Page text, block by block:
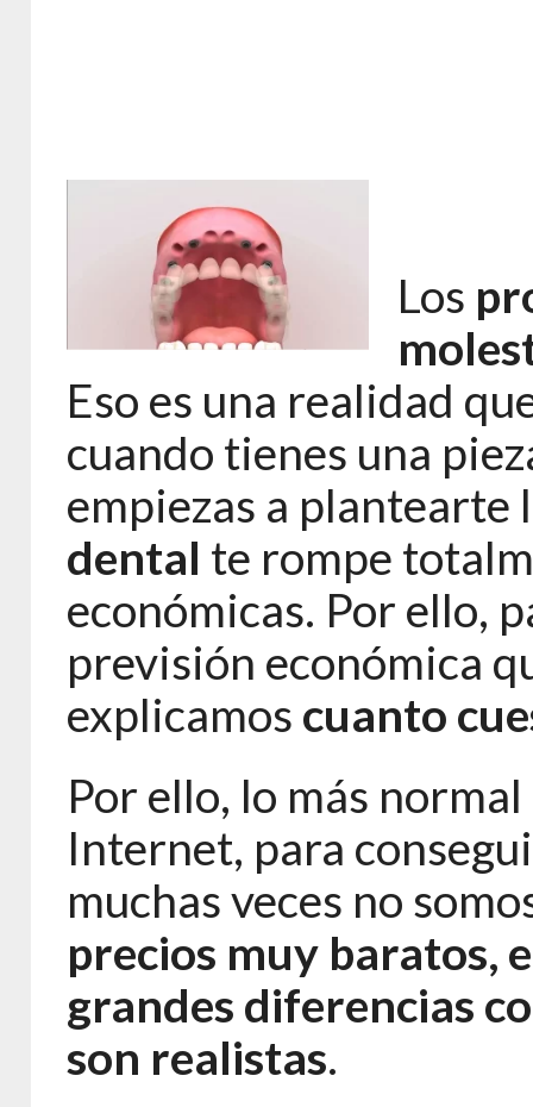
Los
Eso es una realidad
cuando tienes una
empiezas a plantearte
dental te rompe
económicas. Por ello,
previsión económica
explicamos cuanto
Por ello, lo más
Internet, para
muchas veces no
precios muy baratos,
grandes diferencias
son realistas.